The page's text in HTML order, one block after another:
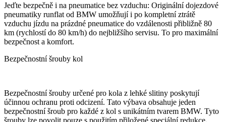
Jeďte bezpečně i na pneumatice bez vzduchu: Originální dojezdové
pneumatiky runflat od BMW umožňují i po kompletní ztrátě
vzduchu jízdu na prázdné pneumatice do vzdálenosti přibližně 80
km (rychlostí do 80 km/h) do nejbližšího servisu. To pro maximální
bezpečnost a komfort.
Bezpečnostní šrouby kol
Bezpečnostní šrouby určené pro kola z lehké slitiny poskytují
účinnou ochranu proti odcizení. Tato výbava obsahuje jeden
bezpečnostní šroub pro každé z kol s unikátním tvarem BMW. Tyto
šrouby lze povolit pouze s použitím přiložené speciální redukce.